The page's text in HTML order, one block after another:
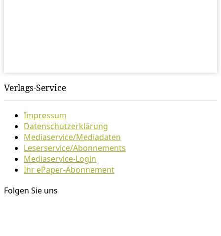
Verlags-Service
Impressum
Datenschutzerklärung
Mediaservice/Mediadaten
Leserservice/Abonnements
Mediaservice-Login
Ihr ePaper-Abonnement
Folgen Sie uns